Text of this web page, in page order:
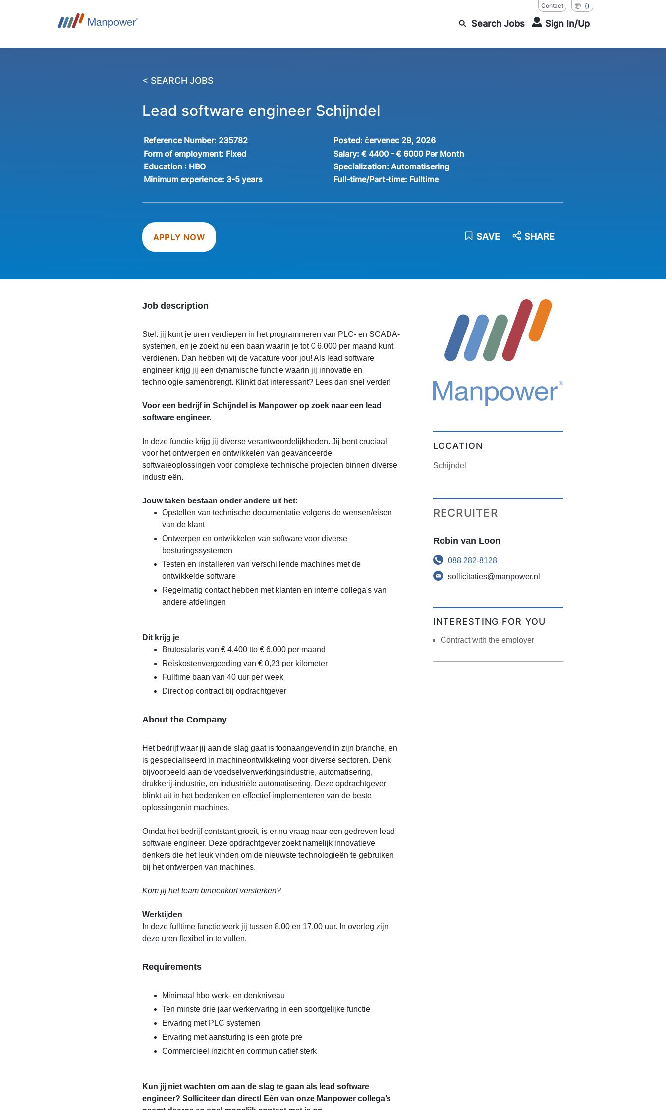
Contact ()
Search Jobs Sign In/Up
< SEARCH JOBS
Lead software engineer Schijndel
Reference Number: 235782 Posted: červenec 29, 2026
Form of employment: Fixed Salary: € 4400 - € 6000 Per Month
Education : HBO Specialization: Automatisering
Minimum experience: 3-5 years Full-time/Part-time: Fulltime
APPLY NOW SAVE SHARE
Job description
Stel: jij kunt je uren verdiepen in het programmeren van PLC- en SCADA-
systemen, en je zoekt nu een baan waarin je tot € 6.000 per maand kunt
verdienen. Dan hebben wij de vacature voor jou! Als lead software
engineer krijg jij een dynamische functie waarin jij innovatie en
technologie samenbrengt. Klinkt dat interessant? Lees dan snel verder!
Voor een bedrijf in Schijndel is Manpower op zoek naar een lead
software engineer.
In deze functie krijg jij diverse verantwoordelijkheden. Jij bent cruciaal
voor het ontwerpen en ontwikkelen van geavanceerde
softwareoplossingen voor complexe technische projecten binnen diverse
industrieën.
Jouw taken bestaan onder andere uit het:
Opstellen van technische documentatie volgens de wensen/eisen
van de klant
Ontwerpen en ontwikkelen van software voor diverse
besturingssystemen
Testen en installeren van verschillende machines met de
ontwikkelde software
Regelmatig contact hebben met klanten en interne collega's van
andere afdelingen
Dit krijg je
Brutosalaris van € 4.400 tto € 6.000 per maand
Reiskostenvergoeding van € 0,23 per kilometer
Fulltime baan van 40 uur per week
Direct op contract bij opdrachtgever
About the Company
Het bedrijf waar jij aan de slag gaat is toonaangevend in zijn branche, en
is gespecialiseerd in machineontwikkeling voor diverse sectoren. Denk
bijvoorbeeld aan de voedselverwerkingsindustrie, automatisering,
drukkerij-industrie, en industriële automatisering. Deze opdrachtgever
blinkt uit in het bedenken en effectief implementeren van de beste
oplossingenin machines.
Omdat het bedrijf contstant groeit, is er nu vraag naar een gedreven lead
software engineer. Deze opdrachtgever zoekt namelijk innovatieve
denkers die het leuk vinden om de nieuwste technologieën te gebruiken
bij het ontwerpen van machines.
Kom jij het team binnenkort versterken?
Werktijden
In deze fulltime functie werk jij tussen 8.00 en 17.00 uur. In overleg zijn
deze uren flexibel in te vullen.
Requirements
Minimaal hbo werk- en denkniveau
Ten minste drie jaar werkervaring in een soortgelijke functie
Ervaring met PLC systemen
Ervaring met aansturing is een grote pre
Commercieel inzicht en communicatief sterk
Kun jij niet wachten om aan de slag te gaan als lead software
engineer? Solliciteer dan direct! Eén van onze Manpower collega’s
LOCATION
Schijndel
RECRUITER
Robin van Loon
088 282-8128
sollicitaties@manpower.nl
INTERESTING FOR YOU
Contract with the employer